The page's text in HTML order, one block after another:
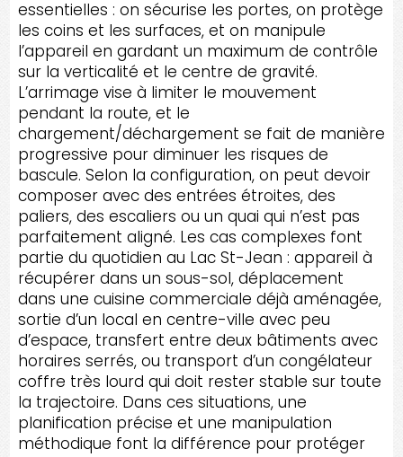
essentielles : on sécurise les portes, on protège
les coins et les surfaces, et on manipule
l’appareil en gardant un maximum de contrôle
sur la verticalité et le centre de gravité.
L’arrimage vise à limiter le mouvement
pendant la route, et le
chargement/déchargement se fait de manière
progressive pour diminuer les risques de
bascule. Selon la configuration, on peut devoir
composer avec des entrées étroites, des
paliers, des escaliers ou un quai qui n’est pas
parfaitement aligné. Les cas complexes font
partie du quotidien au Lac St-Jean : appareil à
récupérer dans un sous-sol, déplacement
dans une cuisine commerciale déjà aménagée,
sortie d’un local en centre-ville avec peu
d’espace, transfert entre deux bâtiments avec
horaires serrés, ou transport d’un congélateur
coffre très lourd qui doit rester stable sur toute
la trajectoire. Dans ces situations, une
planification précise et une manipulation
méthodique font la différence pour protéger